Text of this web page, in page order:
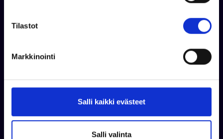
Tilastot
Markkinointi
Salli kaikki evästeet
Salli valinta
Kysy lisää